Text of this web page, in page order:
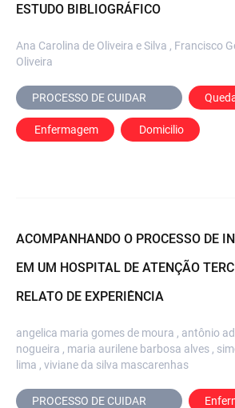
ESTUDO BIBLIOGRÁFICO
Ana Carolina de Oliveira e Silva , Francisco
Oliveira
Enfermagem Domicilio
ACOMPANHANDO O PROCESSO DE
EM UM HOSPITAL DE ATENÇÃO
RELATO DE EXPERIÊNCIA
angelica maria gomes de moura , antônio
nogueira , maria aurilene barbosa alves ,
lima , viviane da silva mascarenhas